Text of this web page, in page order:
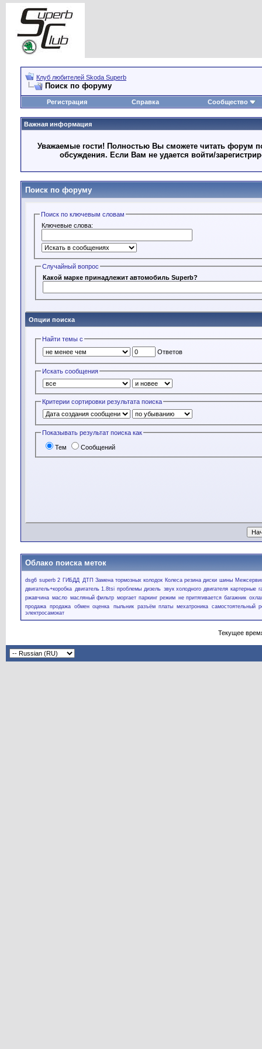
Клуб любителей Skoda Superb
Поиск по форуму
Регистрация Справка Сообщество
Важная информация
Уважаемые гости! Полностью Вы сможете читать форум
обсуждения. Если Вам не удается войти/
Поиск по форуму
Поиск по ключевым словам
Ключевые слова:
Случайный вопрос
Какой марке принадлежит автомобиль Superb?
Опции поиска
Найти темы с
Ответов
Искать сообщения
Критерии сортировки результата поиска
Показывать результат поиска как
Тем Сообщений
Облако поиска меток
dsg6 superb 2 ГИБДД ДТП Замена тормозных колодок Колеса резина диски шины
двигатель+коробка двигатель 1.8tsi проблемы дизель звук холодного двигателя картерные
ржавчина масло масляный фильтр моргает паркинг режим не притягивается багажник
продажа
продажа обмен оценка пыльник разъём платы мехатроника
самостоятельный
электросамокат
Текущее